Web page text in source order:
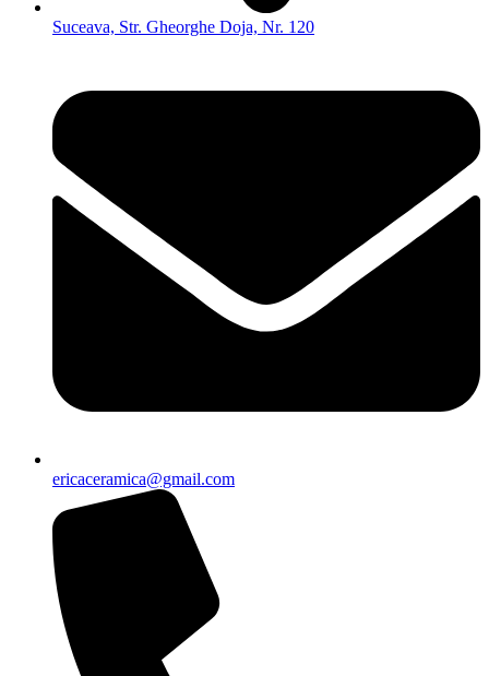
Suceava, Str. Gheorghe Doja, Nr. 120
ericaceramica@gmail.com